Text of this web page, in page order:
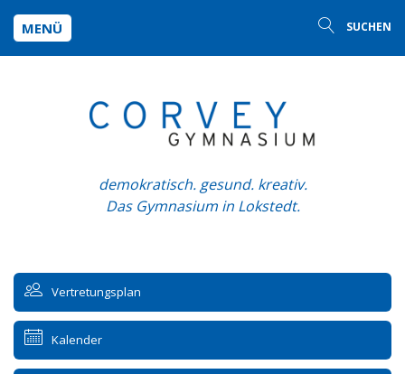
MENÜ SUCHEN
demokratisch. gesund. kreativ.
Das Gymnasium in Lokstedt.
Vertretungsplan
Kalender